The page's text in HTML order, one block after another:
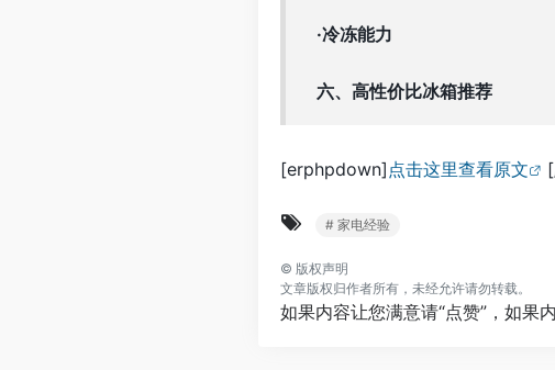
·冷冻能力
六、高性价比冰箱推荐
[erphpdown] 点击这里查看原文
# 家电经验
© 版权声明
文章版权归作者所有，未经允许请勿转载。
如果内容让您满意请“点赞”，如果